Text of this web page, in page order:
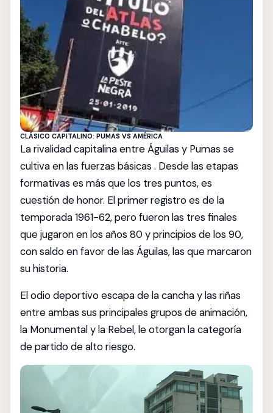
CLÁSICO CAPITALINO: PUMAS VS AMÉRICA
La rivalidad capitalina entre Águilas y Pumas se
cultiva en las fuerzas básicas . Desde las etapas
formativas es más que los tres puntos, es
cuestión de honor. El primer registro es de la
temporada 1961-62, pero fueron las tres finales
que jugaron en los años 80 y principios de los 90,
con saldo en favor de las Águilas, las que marcaron
su historia.
El odio deportivo escapa de la cancha y las riñas
entre ambas sus principales grupos de animación,
la Monumental y la Rebel, le otorgan la categoría
de partido de alto riesgo.